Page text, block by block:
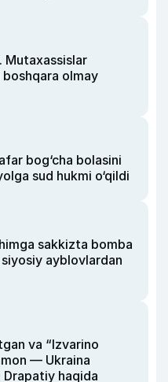
Mutaxassislar
olmay
bog‘cha bolasini
sud hukmi o‘qildi
sakkizta bomba
siyosiy ayblovlardan
va “Izvarino
— Ukraina
Drapatiy haqida